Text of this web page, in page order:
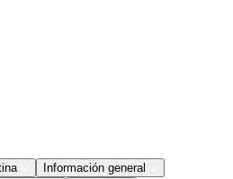
Información general